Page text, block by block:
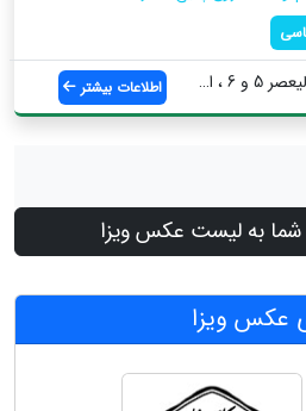
، اس... اطلاعات بیشتر
به لیست عکس ویزا
عکس ویزا